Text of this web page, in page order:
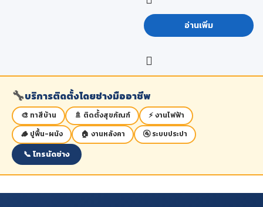
อ่านเพิ่ม
🔧บริการติดตั้งโดยช่างมืออาชีพ
🎨 ทาสีบ้าน 🚿 ติดตั้งสุขภัณฑ์
⚡ งานไฟฟ้า
🪵 ปูพื้น-ผนัง
🏠 งานหลังคา 🚰 ระบบประปา
📞 โทรนัดช่าง